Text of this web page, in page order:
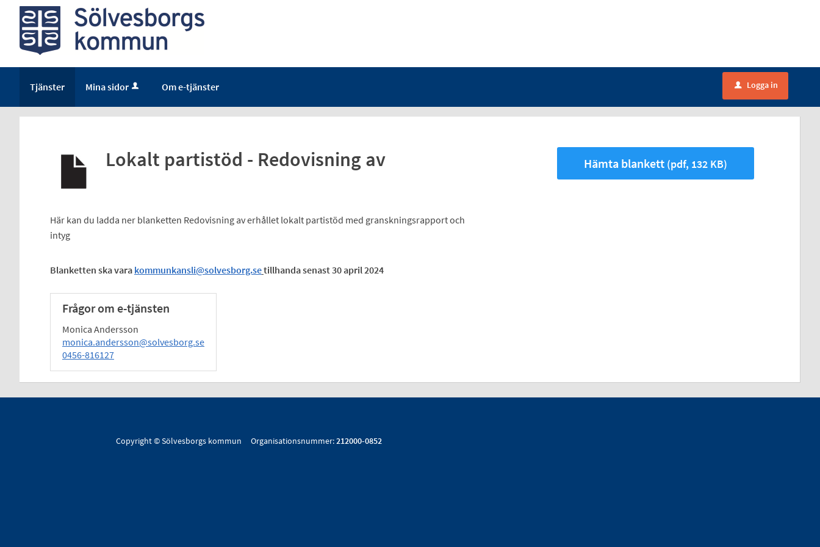
Tjänster Mina sidor Om e-tjänster u Logga in
Lokalt partistöd - Redovisning av
Här kan du ladda ner blanketten Redovisning av erhållet lokalt partistöd med granskningsrapport och
intyg
Blanketten ska vara kommunkansli@solvesborg.setillhanda senast 30 april 2024
Frågor om e-tjänsten
Monica Andersson
monica.andersson@solvesborg.se
0456-816127
Hämta blankett (pdf, 132 KB)
Copyright © Sölvesborgs kommun Organisationsnummer:212000-0852